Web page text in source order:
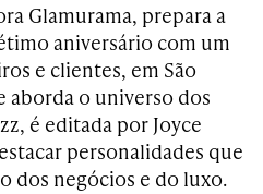
Glamurama, prepara a
aniversário com um
e clientes, em São
aborda o universo dos
é editada por Joyce
personalidades que
dos negócios e do luxo.